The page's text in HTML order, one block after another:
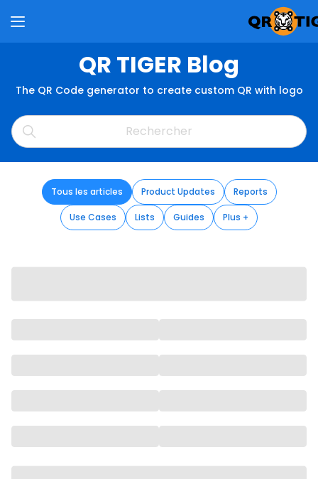
QR TIGER Blog
The QR Code generator to create custom QR with logo
Tous les articles Product Updates Reports
Use Cases Lists Guides Plus +